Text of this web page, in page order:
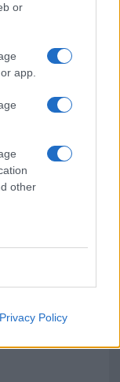
or
app.
other
Privacy Policy